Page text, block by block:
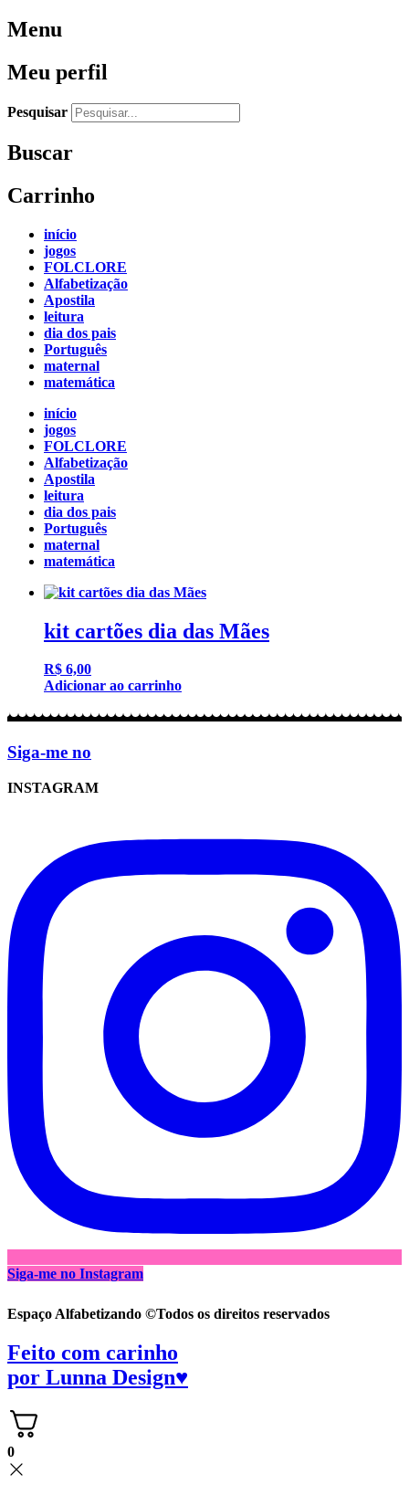
Menu
Meu perfil
Pesquisar
Buscar
Carrinho
início
jogos
FOLCLORE
Alfabetização
Apostila
leitura
dia dos pais
Português
maternal
matemática
início
jogos
FOLCLORE
Alfabetização
Apostila
leitura
dia dos pais
Português
maternal
matemática
kit cartões dia das Mães
R$ 6,00
Adicionar ao carrinho
Siga-me no
INSTAGRAM
Siga-me no Instagram
Espaço Alfabetizando ©Todos os direitos reservados
Feito com carinho
por Lunna Design♥
0